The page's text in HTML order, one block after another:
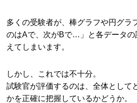
多くの受験者が、棒グラフや円グラ
のはAで、次がBで…」と各データの
えてしまいます。
しかし、これでは不十分。
試験官が評価するのは、全体として
かを正確に把握しているかどうか。